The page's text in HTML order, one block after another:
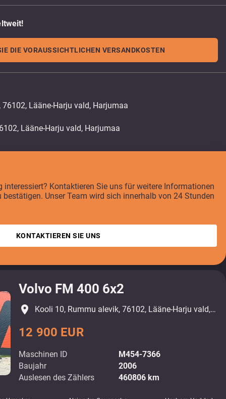
DIE VORAUSSICHTLICHEN VERSANDKOSTEN
Lääne-Harju vald, Harjumaa
interessiert? Kontaktieren Sie uns für weitere Informationen
Unser Team wird sich innerhalb von 24 Stunden
KONTAKTIEREN SIE UNS
Volvo FM 400 6x2
Maschinen ID
M454-7366
Baujahr
2006
Auslesen des Zählers
460806 km
12 900 EUR
place Kooli 10, Rummu alevik, 76102, Lääne-Harju vald, Harjumaa